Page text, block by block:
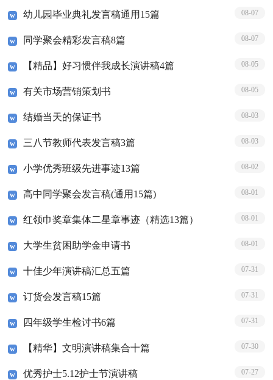
08-07
幼儿园毕业典礼发言稿通用15篇
08-07
同学聚会精彩发言稿8篇
08-05
【精品】好习惯伴我成长演讲稿4篇
08-05
有关市场营销策划书
08-03
结婚当天的保证书
08-03
三八节教师代表发言稿3篇
08-02
小学优秀班级先进事迹13篇
08-01
高中同学聚会发言稿(通用15篇)
08-01
红领巾奖章集体二星章事迹（精选13篇）
08-01
大学生贫困助学金申请书
07-31
十佳少年演讲稿汇总五篇
07-31
订货会发言稿15篇
07-31
四年级学生检讨书6篇
07-30
【精华】文明演讲稿集合十篇
07-27
优秀护士5.12护士节演讲稿